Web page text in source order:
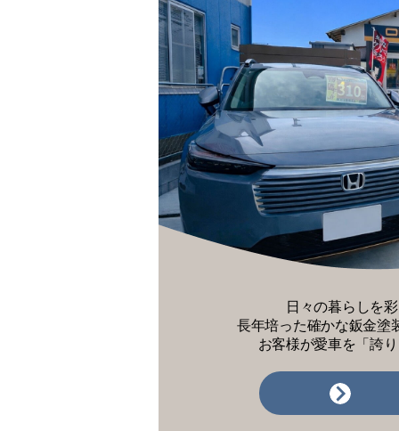
日々の暮らしを
長年培った確かな鈑金塗
お客様が愛車を「誇